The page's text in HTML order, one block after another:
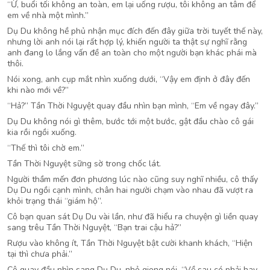
“Ừ, buổi tối không an toàn, em lại uống rượu, tôi không an tâm để
em về nhà một mình.”
Dụ Du không hề phủ nhận mục đích đến đây giữa trời tuyết thế này,
nhưng lời anh nói lại rất hợp lý, khiến người ta thật sự nghĩ rằng
anh đang lo lắng vấn đề an toàn cho một người bạn khác phái mà
thôi.
Nói xong, anh cụp mắt nhìn xuống dưới, “Vậy em định ở đây đến
khi nào mới về?”
“Hả?” Tần Thời Nguyệt quay đầu nhìn bạn mình, “Em về ngay đây.”
Dụ Du không nói gì thêm, bước tới một bước, gật đầu chào cô gái
kia rồi ngồi xuống.
“Thế thì tôi chờ em.”
Tần Thời Nguyệt sững sờ trong chốc lát.
Người thầm mến đơn phương lúc nào cũng suy nghĩ nhiều, cô thấy
Dụ Du ngồi cạnh mình, chân hai người chạm vào nhau đã vượt ra
khỏi trạng thái “giám hộ”.
Cô bạn quan sát Dụ Du vài lần, như đã hiểu ra chuyện gì liền quay
sang trêu Tần Thời Nguyệt, “Bạn trai cậu hả?”
Rượu vào không ít, Tần Thời Nguyệt bật cười khanh khách, “Hiện
tại thì chưa phải.”